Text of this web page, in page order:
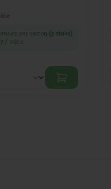
par carton (3 stuks)
/ pièce